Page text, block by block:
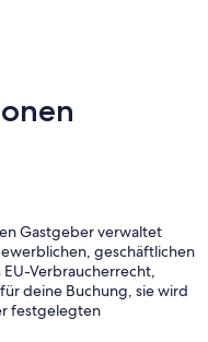
Gastgeber verwaltet
geschäftlichen
Verbraucherrecht,
deine Buchung, sie wird
festgelegten